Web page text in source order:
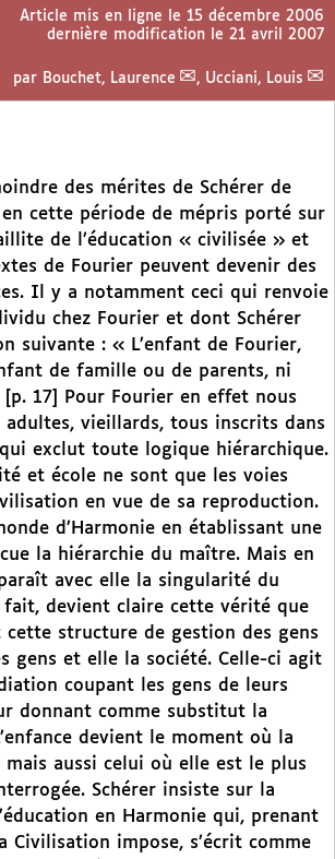
Article mis en ligne le 15 décembre 2006
dernière modification le 21 avril 2007
par Bouchet, Laurence , Ucciani, Louis
des mérites de Schérer de
cette période de mépris porté sur
de l’éducation « civilisée » et
de Fourier peuvent devenir des
Il y a notamment ceci qui renvoie
chez Fourier et dont Schérer
suivante : « L’enfant de Fourier,
de famille ou de parents, ni
[p. 17] Pour Fourier en effet nous
adultes, vieillards, tous inscrits dans
exclut toute logique hiérarchique.
et école ne sont que les voies
en vue de sa reproduction.
d’Harmonie en établissant une
la hiérarchie du maître. Mais en
avec elle la singularité du
fait, devient claire cette vérité que
cette structure de gestion des gens
gens et elle la société. Celle-ci agit
coupant les gens de leurs
donnant comme substitut la
devient le moment où la
mais aussi celui où elle est le plus
Schérer insiste sur la
en Harmonie qui, prenant
Civilisation impose, s’écrit comme